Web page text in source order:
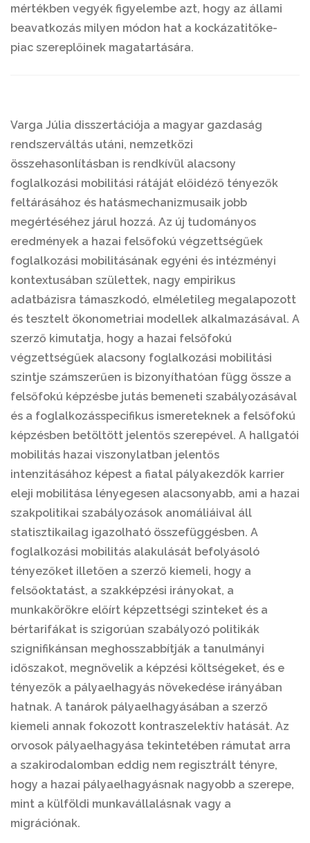
mértékben vegyék figyelembe azt, hogy az állami
beavatkozás milyen módon hat a kockázatitőke-
piac szereplőinek magatartására.
Varga Júlia disszertációja a magyar gazdaság
rendszerváltás utáni, nemzetközi
összehasonlításban is rendkívül alacsony
foglalkozási mobilitási rátáját előidéző tényezők
feltárásához és hatásmechanizmusaik jobb
megértéséhez járul hozzá. Az új tudományos
eredmények a hazai felsőfokú végzettségűek
foglalkozási mobilitásának egyéni és intézményi
kontextusában születtek, nagy empirikus
adatbázisra támaszkodó, elméletileg megalapozott
és tesztelt ökonometriai modellek alkalmazásával. A
szerző kimutatja, hogy a hazai felsőfokú
végzettségűek alacsony foglalkozási mobilitási
szintje számszerűen is bizonyíthatóan függ össze a
felsőfokú képzésbe jutás bemeneti szabályozásával
és a foglalkozásspecifikus ismereteknek a felsőfokú
képzésben betöltött jelentős szerepével. A hallgatói
mobilitás hazai viszonylatban jelentős
intenzitásához képest a fiatal pályakezdők karrier
eleji mobilitása lényegesen alacsonyabb, ami a hazai
szakpolitikai szabályozások anomáliáival áll
statisztikailag igazolható összefüggésben. A
foglalkozási mobilitás alakulását befolyásoló
tényezőket illetően a szerző kiemeli, hogy a
felsőoktatást, a szakképzési irányokat, a
munkakörökre előírt képzettségi szinteket és a
bértarifákat is szigorúan szabályozó politikák
szignifikánsan meghosszabbítják a tanulmányi
időszakot, megnövelik a képzési költségeket, és e
tényezők a pályaelhagyás növekedése irányában
hatnak. A tanárok pályaelhagyásában a szerző
kiemeli annak fokozott kontraszelektív hatását. Az
orvosok pályaelhagyása tekintetében rámutat arra
a szakirodalomban eddig nem regisztrált tényre,
hogy a hazai pályaelhagyásnak nagyobb a szerepe,
mint a külföldi munkavállalásnak vagy a
migrációnak.